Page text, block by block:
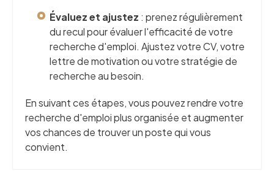
Évaluez et ajustez : prenez régulièrement
du recul pour évaluer l'efficacité de votre
recherche d'emploi. Ajustez votre CV, votre
lettre de motivation ou votre stratégie de
recherche au besoin.
En suivant ces étapes, vous pouvez rendre votre
recherche d'emploi plus organisée et augmenter
vos chances de trouver un poste qui vous
convient.